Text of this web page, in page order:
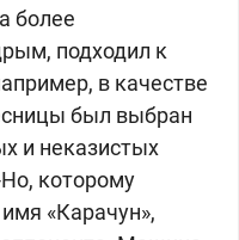
более
подходил к
в качестве
был выбран
и неказистых
которому
«Карачун»,